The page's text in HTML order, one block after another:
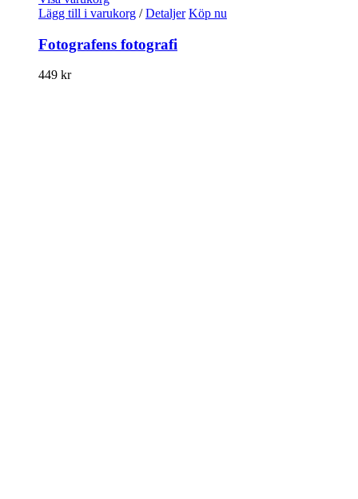
Lägg till i varukorg / Detaljer Köp nu
Fotografens fotografi
449 kr